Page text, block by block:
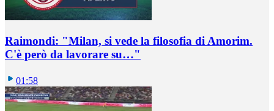
Raimondi: "Milan, si vede la filosofia di Amorim.
C'è però da lavorare su…"
01:58